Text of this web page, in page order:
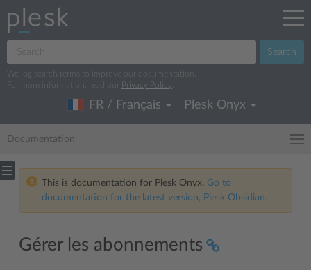
Search
We log search terms to improve our documentation.
For more information, read our
Privacy Policy
FR / Français Plesk Onyx
Documentation
This is documentation for Plesk Onyx. Go to
documentation for the latest version, Plesk Obsidian.
Gérer les abonnements